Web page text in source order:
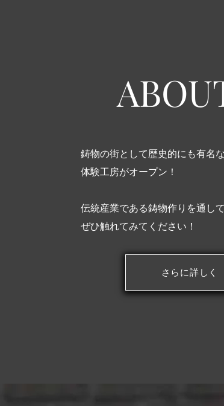
鋳物の街として歴史的にも有名
体験工房がオープン！
伝統産業である鋳物作りを通し
ぜひ触れてみてください！
さらに詳しく